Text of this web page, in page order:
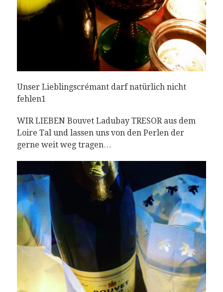
Unser Lieblingscrémant darf natürlich nicht
fehlen1
WIR LIEBEN Bouvet Ladubay TRESOR aus dem
Loire Tal und lassen uns von den Perlen der
gerne weit weg tragen…